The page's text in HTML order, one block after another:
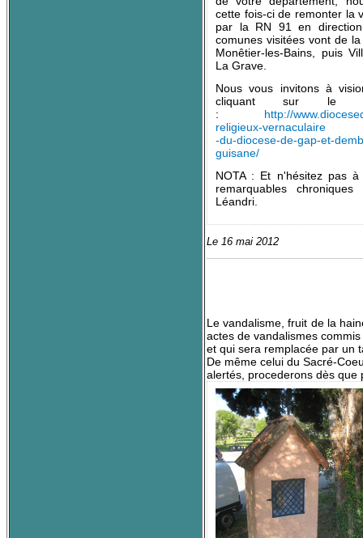
cette fois-ci de remonter la
par la RN 91 en
comunes visitées vont de
Monêtier-les-Bains, puis
La Grave.
Nous vous invitons à
cliquant sur le
:
http://
religieux-vernaculaire
-du-diocese-de-gap-et-
guisane/
NOTA : Et n'hésitez pas
remarquables
Léandri.
Le 16 mai 2012
Le vandalisme, fruit de la
actes de vandalismes
et qui sera remplacée par un
De même celui du Sacré-
alertés, procederons dès que